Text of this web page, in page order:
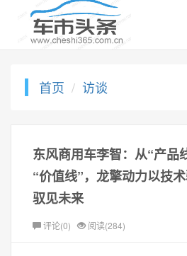
首页 访谈
东风商用车李智：从“产品
“价值线”，龙擎动力以技
驭见未来
评论(0) 阅读(284)